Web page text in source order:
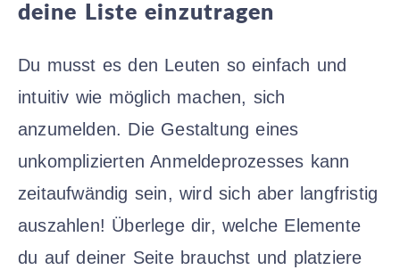
deine Liste einzutragen
Du musst es den Leuten so einfach und
intuitiv wie möglich machen, sich
anzumelden. Die Gestaltung eines
unkomplizierten Anmeldeprozesses kann
zeitaufwändig sein, wird sich aber langfristig
auszahlen! Überlege dir, welche Elemente
du auf deiner Seite brauchst und platziere